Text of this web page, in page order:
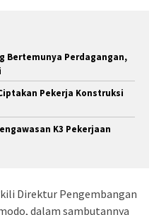
Bertemunya Perdagangan,
Pekerja Konstruksi
K3 Pekerjaan
Direktur Pengembangan
dalam sambutannya